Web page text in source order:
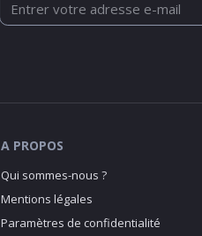
A PROPOS
Qui sommes-nous ?
Mentions légales
Paramètres de confidentialité